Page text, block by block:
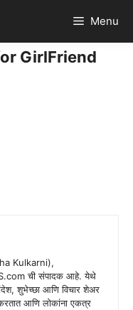
Menu
GirlFriend
Kulkarni),
ची संपादक आहे. येथे
शुभेच्छा आणि विचार शेअर
आणि लोकांना एकत्र